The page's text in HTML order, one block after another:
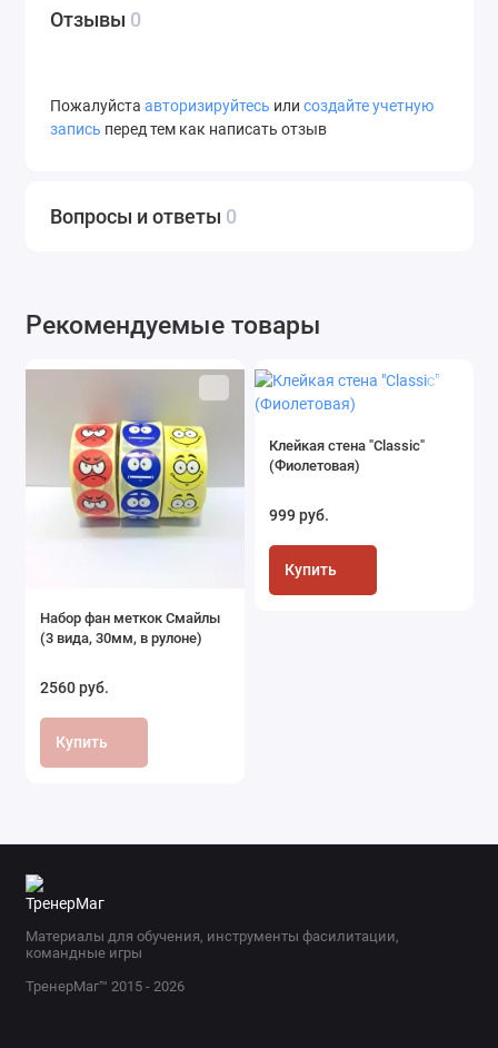
Отзывы 0
Пожалуйста авторизируйтесь или создайте учетную
запись перед тем как написать отзыв
Вопросы и ответы 0
Рекомендуемые товары
Набор фан меткок Смайлы
(3 вида, 30мм, в рулоне)
2560 руб.
Купить
Клейкая стена "Classic"
(Фиолетовая)
999 руб.
Купить
Материалы для обучения, инструменты фасилитации,
командные игры
ТренерМаг™ 2015 - 2026